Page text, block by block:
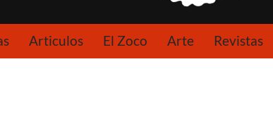
Articulos El Zoco Arte Revistas